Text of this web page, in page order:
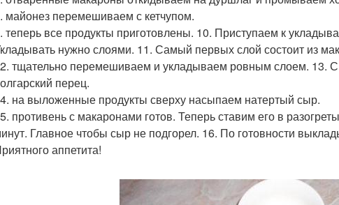
майонез перемешиваем с кетчупом.
теперь все продукты приготовлены. 10. Приступаем к
нужно слоями. 11. Самый первых слой состоит из
тщательно перемешиваем и укладываем ровным слоем. 13.
перец.
на выложенные продукты сверху насыпаем натертый сыр.
противень с макаронами готов. Теперь ставим его в
Главное чтобы сыр не подгорел. 16. По готовности
аппетита!